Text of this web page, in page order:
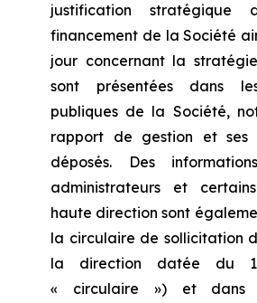
justification stratégique
financement de la Société
jour concernant la
sont présentées dans
publiques de la Société,
rapport de gestion et ses
déposés. Des
administrateurs et
haute direction sont
la circulaire de sollicitation
la direction datée du
« circulaire ») et dans